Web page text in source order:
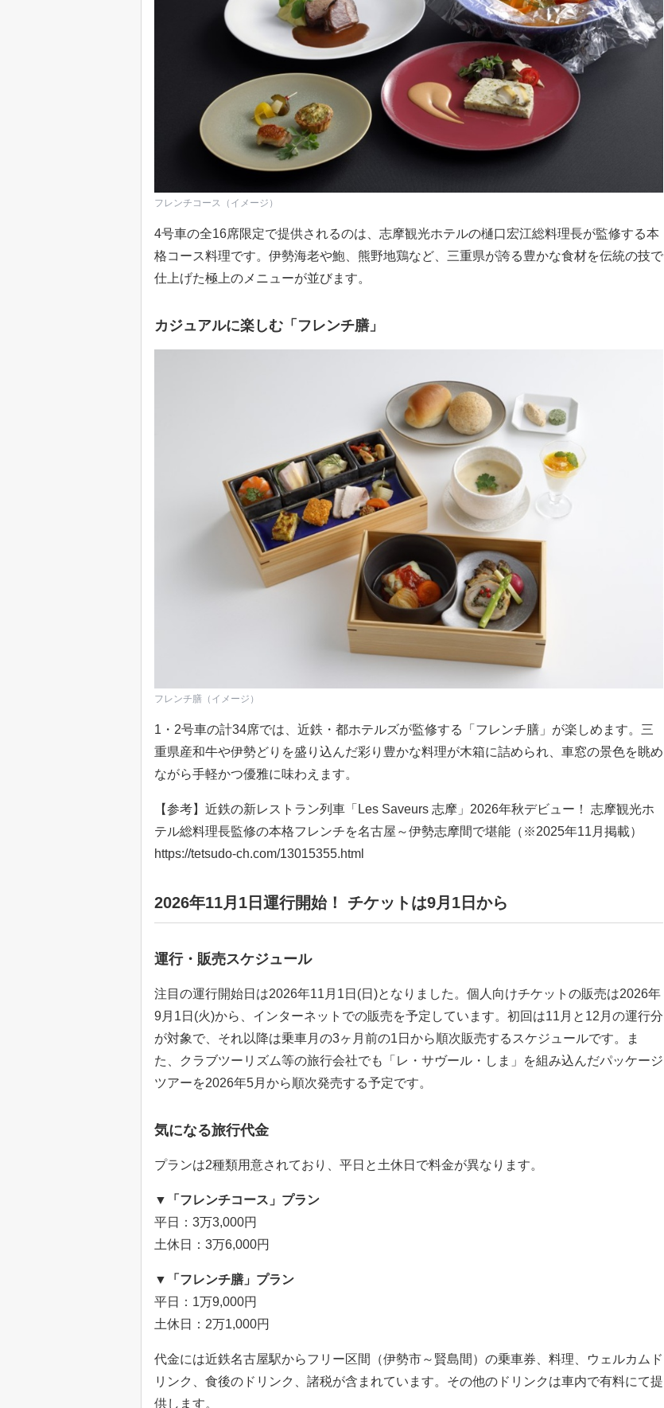
フレンチコース（イメージ）
4号車の全16席限定で提供されるのは、志摩観光ホテルの樋口宏江総料理長が監修する本
格コース料理です。伊勢海老や鮑、熊野地鶏など、三重県が誇る豊かな食材を伝統の技で
仕上げた極上のメニューが並びます。
カジュアルに楽しむ「フレンチ膳」
フレンチ膳（イメージ）
1・2号車の計34席では、近鉄・都ホテルズが監修する「フレンチ膳」が楽しめます。三
重県産和牛や伊勢どりを盛り込んだ彩り豊かな料理が木箱に詰められ、車窓の景色を眺め
ながら手軽かつ優雅に味わえます。
【参考】近鉄の新レストラン列車「Les Saveurs 志摩」2026年秋デビュー！ 志摩観光ホ
テル総料理長監修の本格フレンチを名古屋～伊勢志摩間で堪能（※2025年11月掲載）
https://tetsudo-ch.com/13015355.html
2026年11月1日運行開始！ チケットは9月1日から
運行・販売スケジュール
注目の運行開始日は2026年11月1日(日)となりました。個人向けチケットの販売は2026年
9月1日(火)から、インターネットでの販売を予定しています。初回は11月と12月の運行分
が対象で、それ以降は乗車月の3ヶ月前の1日から順次販売するスケジュールです。ま
た、クラブツーリズム等の旅行会社でも「レ・サヴール・しま」を組み込んだパッケージ
ツアーを2026年5月から順次発売する予定です。
気になる旅行代金
プランは2種類用意されており、平日と土休日で料金が異なります。
▼「フレンチコース」プラン
平日：3万3,000円
土休日：3万6,000円
▼「フレンチ膳」プラン
平日：1万9,000円
土休日：2万1,000円
代金には近鉄名古屋駅からフリー区間（伊勢市～賢島間）の乗車券、料理、ウェルカムド
リンク、食後のドリンク、諸税が含まれています。その他のドリンクは車内で有料にて提
供します。